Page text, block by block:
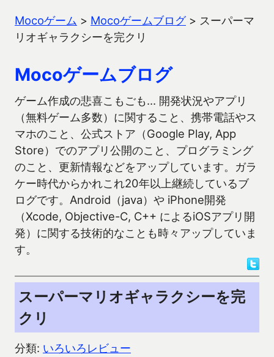
Mocoゲーム > Mocoゲームブログ> スーパーマ
リオギャラクシーを完クリ
Mocoゲームブログ
ゲーム作成の悲喜こもごも… 開発状況やアプリ
（無料ゲーム多数）に関すること、携帯電話やス
マホのこと、公式ストア（Google Play, App
Store）でのアプリ公開のこと、プログラミング
のこと、更新情報などをアップしています。ガラ
ケー時代からかれこれ20年以上継続しているブ
ログです。Android（java）や iPhone開発
（Xcode, Objective-C, C++ によるiOSアプリ開
発）に関する技術的なことも時々アップしていま
す。
スーパーマリオギャラクシーを完
クリ
分類: いろいろレビュー